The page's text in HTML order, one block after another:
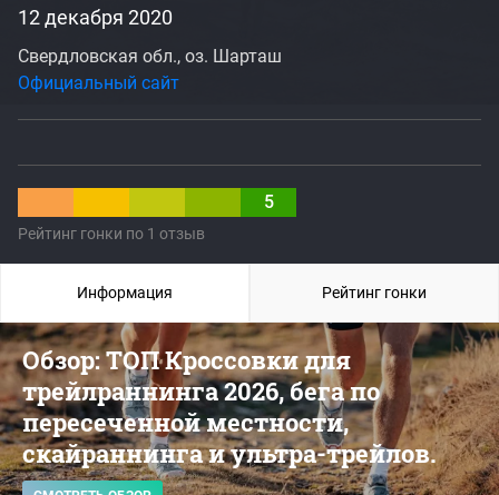
5
Рейтинг гонки по 1 отзыв
12 декабря 2020
Свердловская обл., оз. Шарташ
Официальный сайт
Обзор: ТОП Кроссовки для
трейлраннинга 2026, бега по
пересеченной местности,
скайраннинга и ультра-трейлов.
Информация Рейтинг гонки